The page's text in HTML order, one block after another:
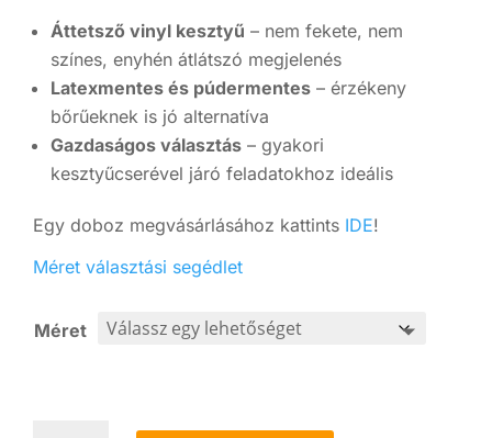
Áttetsző vinyl kesztyű – nem fekete, nem
színes, enyhén átlátszó megjelenés
Latexmentes és púdermentes – érzékeny
bőrűeknek is jó alternatíva
Gazdaságos választás – gyakori
kesztyűcserével járó feladatokhoz ideális
Egy doboz megvásárlásához kattints IDE!
Méret választási segédlet
Méret